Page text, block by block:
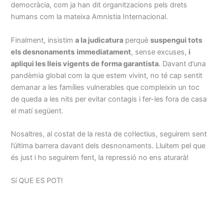
democràcia, com ja han dit organitzacions pels drets
humans com la mateixa Amnistia Internacional.
Finalment, insistima la judicatura perquèsuspengui tots
els desnonaments immediatament, sense excuses, i
apliqui les lleis vigents de forma garantista. Davant d’una
pandèmia global com la que estem vivint, no té cap sentit
demanar a les famílies vulnerables que compleixin un toc
de queda a les nits per evitar contagis i fer-les fora de casa
el matí següent.
Nosaltres, al costat de la resta de col·lectius, seguirem sent
l’última barrera davant dels desnonaments. Lluitem pel que
és just i ho seguirem fent, la repressió no ens aturarà!
Sí QUE ES POT!